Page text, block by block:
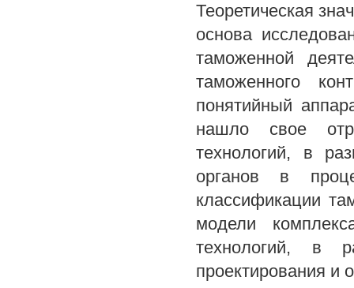
Теоретическая
основа
таможенной
таможенного
понятийный
нашло свое
технологий, в
органов в
классификации
модели
технологий, в
проектирования и